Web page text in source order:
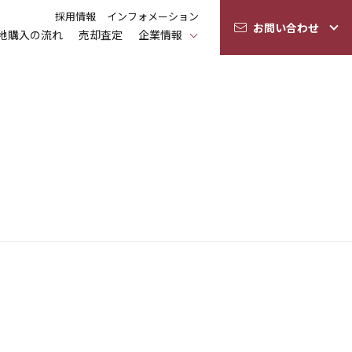
採用情報 インフォメーション
購入の流れ 売却査定 企業情報 お問い合わせ